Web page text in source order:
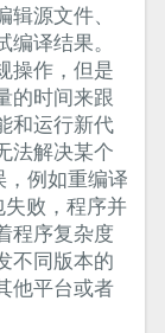
源文件、
译结果。
操作，但是
的时间来跟
和运行新代
法解决某个
例如重编译
败，程序并
程序复杂度
不同版本的
他平台或者